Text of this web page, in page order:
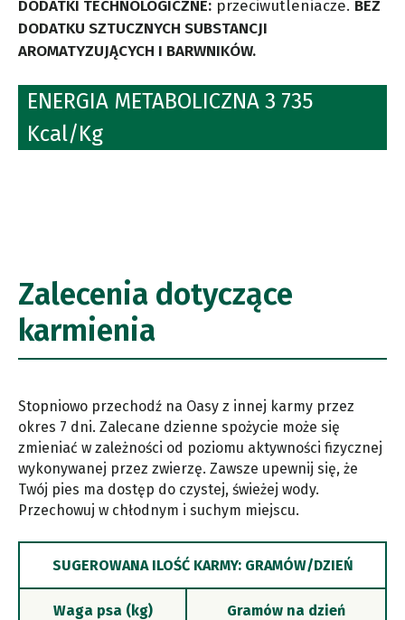
DODATKI TECHNOLOGICZNE: przeciwutleniacze. BEZ
DODATKU SZTUCZNYCH SUBSTANCJI
AROMATYZUJĄCYCH I BARWNIKÓW.
ENERGIA METABOLICZNA 3 735
Kcal/Kg
Zalecenia dotyczące
karmienia
Stopniowo przechodź na Oasy z innej karmy przez
okres 7 dni. Zalecane dzienne spożycie może się
zmieniać w zależności od poziomu aktywności fizycznej
wykonywanej przez zwierzę. Zawsze upewnij się, że
Twój pies ma dostęp do czystej, świeżej wody.
Przechowuj w chłodnym i suchym miejscu.
SUGEROWANA ILOŚĆ KARMY: GRAMÓW/DZIEŃ
Waga psa (kg) Gramów na dzień